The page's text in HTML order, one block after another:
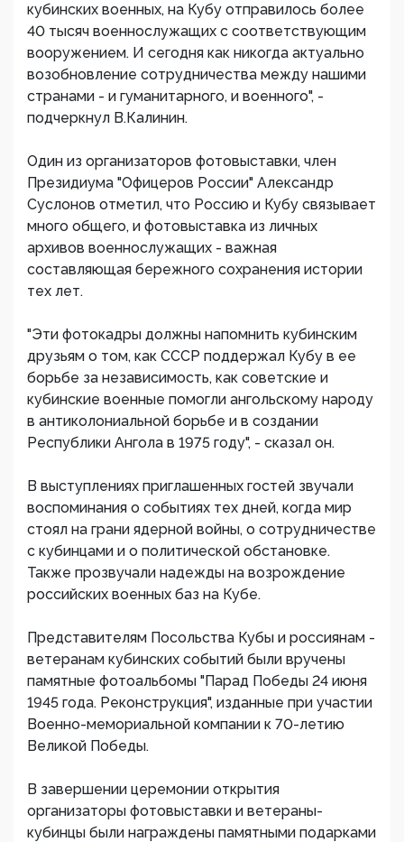
кубинских военных, на Кубу отправилось более
40 тысяч военнослужащих с соответствующим
вооружением. И сегодня как никогда актуально
возобновление сотрудничества между нашими
странами - и гуманитарного, и военного", -
подчеркнул В.Калинин.
Один из организаторов фотовыставки, член
Президиума "Офицеров России" Александр
Суслонов отметил, что Россию и Кубу связывает
много общего, и фотовыставка из личных
архивов военнослужащих - важная
составляющая бережного сохранения истории
тех лет.
"Эти фотокадры должны напомнить кубинским
друзьям о том, как СССР поддержал Кубу в ее
борьбе за независимость, как советские и
кубинские военные помогли ангольскому народу
в антиколониальной борьбе и в создании
Республики Ангола в 1975 году", - сказал он.
В выступлениях приглашенных гостей звучали
воспоминания о событиях тех дней, когда мир
стоял на грани ядерной войны, о сотрудничестве
с кубинцами и о политической обстановке.
Также прозвучали надежды на возрождение
российских военных баз на Кубе.
Представителям Посольства Кубы и россиянам -
ветеранам кубинских событий были вручены
памятные фотоальбомы "Парад Победы 24 июня
1945 года. Реконструкция", изданные при участии
Военно-мемориальной компании к 70-летию
Великой Победы.
В завершении церемонии открытия
организаторы фотовыставки и ветераны-
кубинцы были награждены памятными подарками